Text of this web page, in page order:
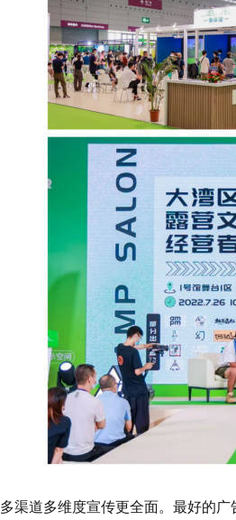
多渠道多维度宣传更全面。最好的